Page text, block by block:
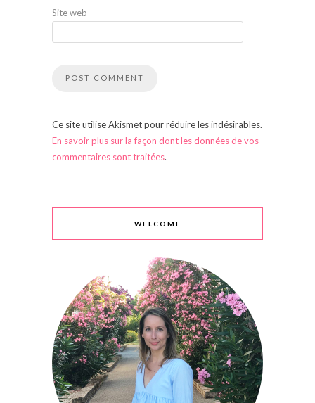
Site web
Ce site utilise Akismet pour réduire les indésirables.
En savoir plus sur la façon dont les données de vos
commentaires sont traitées.
WELCOME